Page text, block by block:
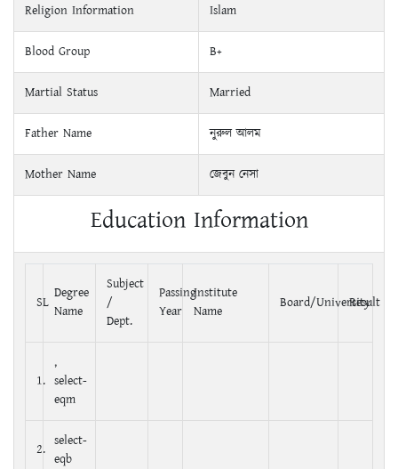
Religion Information Islam
Blood Group B+
Martial Status Married
Father Name নুরুল আলম
Mother Name জেবুন নেসা
Education Information
SL
Degree
Name
Subject
/
Dept.
Passing
Year
Institute
Name
Board/University
Result
1.
,
select-
eqm
2. select-
eqb